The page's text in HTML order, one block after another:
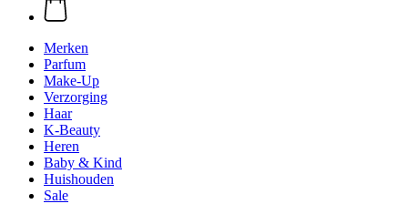
Merken
Parfum
Make-Up
Verzorging
Haar
K-Beauty
Heren
Baby & Kind
Huishouden
Sale